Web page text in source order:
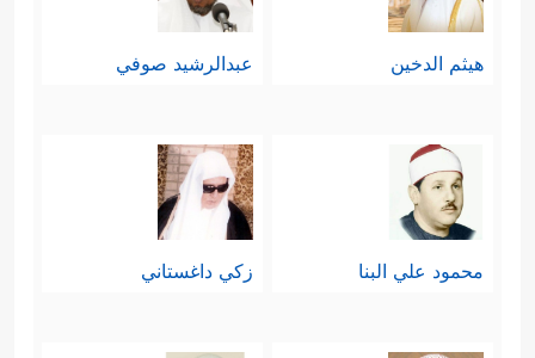
هيثم الدخين عبدالرشيد صوفي
محمود علي البنا زكي داغستاني